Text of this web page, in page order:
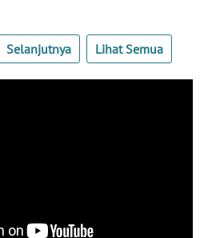
Selanjutnya Lihat Semua